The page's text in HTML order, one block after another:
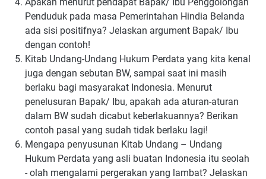
Penduduk pada masa Pemerintahan Hindia Belanda
ada sisi positifnya? Jelaskan argument Bapak/ Ibu
dengan contoh!
Kitab Undang-Undang Hukum Perdata yang kita kenal
juga dengan sebutan BW, sampai saat ini masih
berlaku bagi masyarakat Indonesia. Menurut
penelusuran Bapak/ Ibu, apakah ada aturan-aturan
dalam BW sudah dicabut keberlakuannya? Berikan
contoh pasal yang sudah tidak berlaku lagi!
Mengapa penyusunan Kitab Undang – Undang
Hukum Perdata yang asli buatan Indonesia itu seolah
- olah mengalami pergerakan yang lambat? Jelaskan